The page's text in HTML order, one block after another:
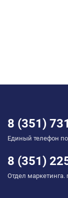
8 (351)
Единый телефон
8 (351)
Отдел маркетинга.